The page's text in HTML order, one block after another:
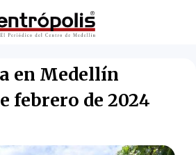
en Medellín
febrero de 2024